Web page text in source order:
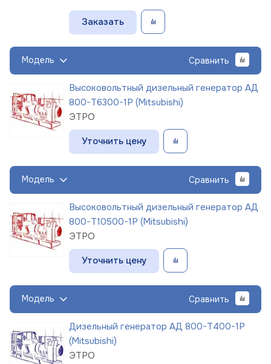
Заказать
Модель Сравнить
Высоковольтный дизельный генератор АД
800-Т6300-1Р (Mitsubishi)
ЭТРО
Уточнить цену
Модель Сравнить
Высоковольтный дизельный генератор АД
800-Т10500-1Р (Mitsubishi)
ЭТРО
Уточнить цену
Модель Сравнить
Дизельный генератор АД 800-Т400-1Р
(Mitsubishi)
ЭТРО